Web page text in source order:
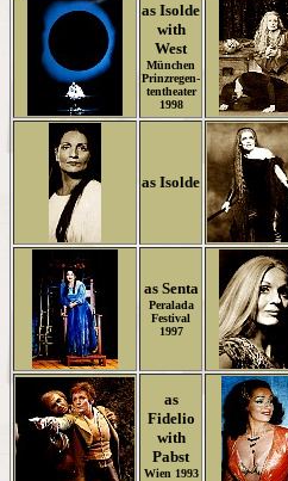
as Isolde
with
West
München
Prinzregen-
tentheater
1998
as Isolde
as Senta
Peralada
Festival
1997
as
Fidelio
with
Pabst
Wien 1993